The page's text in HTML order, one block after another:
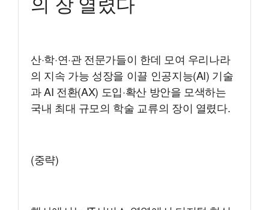
산·학·연·관 전문가들이 한데 모여 우리나라
의 지속 가능 성장을 이끌 인공지능(AI) 기술
과 AI 전환(AX) 도입·확산 방안을 모색하는
국내 최대 규모의 학술 교류의 장이 열렸다.
(중략)